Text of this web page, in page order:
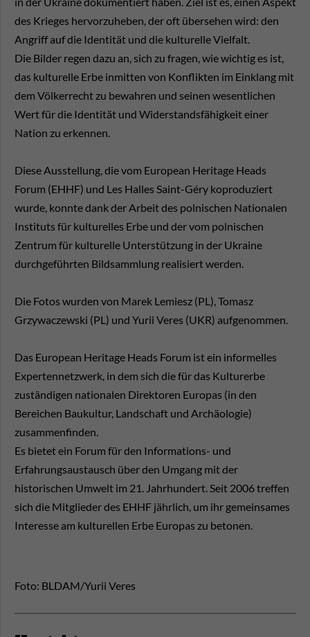
des Krieges hervorzuheben, der oft übersehen wird: den
Angriff auf die Identität und die kulturelle Vielfalt.
Die Bilder regen dazu an, sich zu fragen, wie wichtig es ist,
das kulturelle Erbe inmitten von Konflikten im Einklang mit
dem Völkerrecht zu bewahren und seinen wesentlichen
Wert für die Identität und Widerstandsfähigkeit einer
Nation zu erkennen.
Diese Ausstellung, die vom European Heritage Heads
Forum (EHHF) und Les Halles Saint-Géry koproduziert
wurde, konnte dank der Arbeit des polnischen Nationalen
Instituts für kulturelles Erbe und der vom polnischen
Zentrum für kulturelle Unterstützung in der Ukraine
durchgeführten Bildsammlung realisiert werden.
Die Fotos wurden von Marek Lemiesz (PL), Tomasz
Grzywaczewski (PL) und Yurii Veres (UKR) aufgenommen.
Das European Heritage Heads Forum ist ein informelles
Expertennetzwerk, in dem sich die für das Kulturerbe
zuständigen nationalen Direktoren Europas (in den
Bereichen Baukultur, Landschaft und Archäologie)
zusammenfinden.
Es bietet ein Forum für den Informations- und
Erfahrungsaustausch über den Umgang mit der
historischen Umwelt im 21. Jahrhundert. Seit 2006 treffen
sich die Mitglieder des EHHF jährlich, um ihr gemeinsames
Interesse am kulturellen Erbe Europas zu betonen.
Foto: BLDAM/Yurii Veres